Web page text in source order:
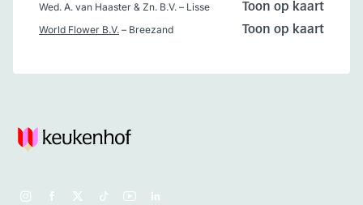
Wed. A. van Haaster & Zn. B.V. – Lisse Toon op kaart
World Flower B.V. – Breezand Toon op kaart